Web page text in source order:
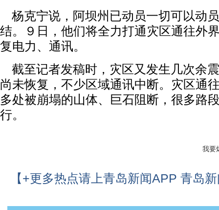
杨克宁说，阿坝州已动员一切可以动
结。９日，他们将全力打通灾区通往外
复电力、通讯。
截至记者发稿时，灾区又发生几次余
尚未恢复，不少区域通讯中断。灾区通
多处被崩塌的山体、巨石阻断，很多路
行。
我要
【+更多热点请上青岛新闻APP 青岛